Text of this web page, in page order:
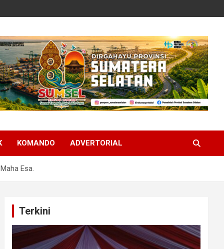
KOMANDO ADVERTORIAL
Esa.
Terkini